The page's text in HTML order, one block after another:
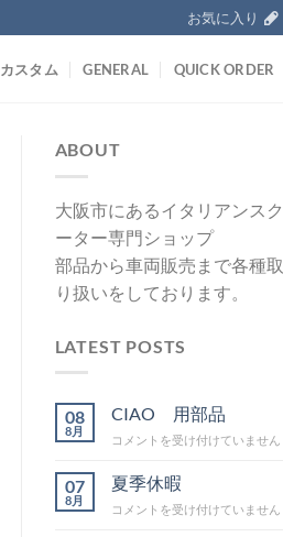
お気に入り
カスタム GENERAL QUICK ORDER
ABOUT
大阪市にあるイタリアンスク
ーター専門ショップ
部品から車両販売まで各種取
り扱いをしております。
LATEST POSTS
08
8月
CIAO 用部品
CIAO
部
品
は
コメントを受け付けていません
07
8月
夏季休暇
夏
コメントを受け付けていません